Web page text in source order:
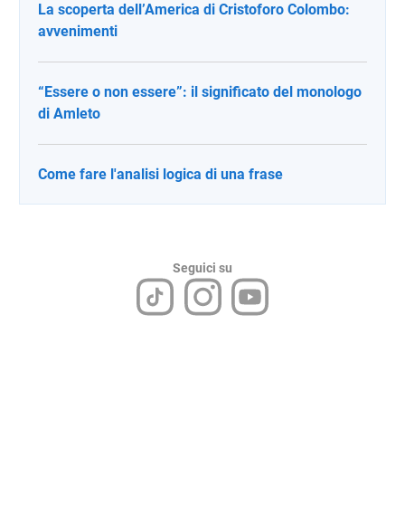
La scoperta dell’America di Cristoforo Colombo:
avvenimenti
“Essere o non essere”: il significato del monologo
di Amleto
Come fare l'analisi logica di una frase
Seguici su